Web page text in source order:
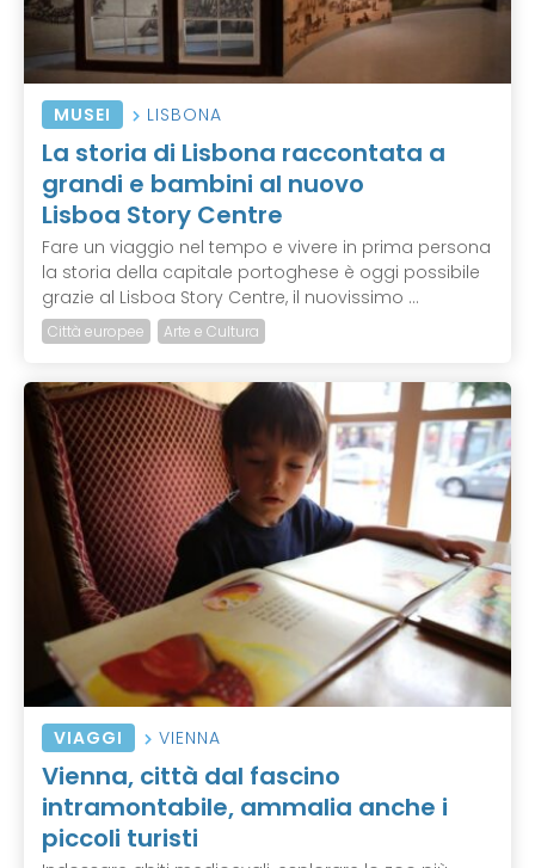
MUSEI LISBONA
La storia di Lisbona raccontata a
grandi e bambini al nuovo
Lisboa Story Centre
Fare un viaggio nel tempo e vivere in prima persona
la storia della capitale portoghese è oggi possibile
grazie al Lisboa Story Centre, il nuovissimo ...
Città europee Arte e Cultura
VIAGGI VIENNA
Vienna, città dal fascino
intramontabile, ammalia anche i
piccoli turisti